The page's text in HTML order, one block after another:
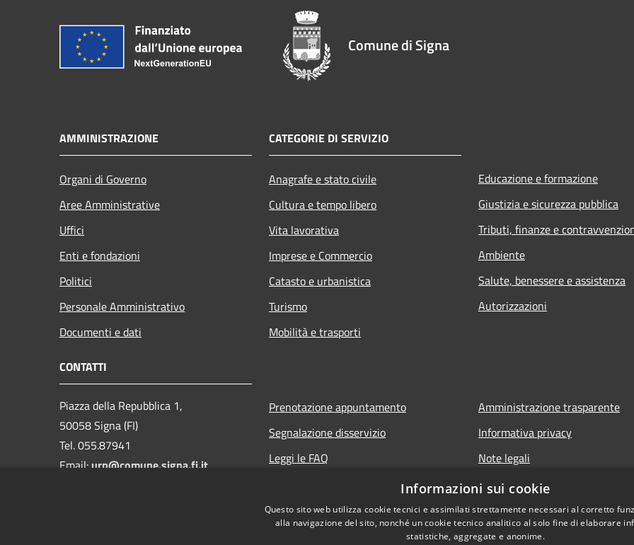
Comune di Signa
AMMINISTRAZIONE
Organi di Governo
Aree Amministrative
Uffici
Enti e fondazioni
Politici
Personale Amministrativo
Documenti e dati
CATEGORIE DI SERVIZIO
Anagrafe e stato civile
Cultura e tempo libero
Vita lavorativa
Imprese e Commercio
Catasto e urbanistica
Turismo
Mobilità e trasporti
Educazione e formazione
Giustizia e sicurezza pubblica
Tributi, finanze e
Ambiente
Salute, benessere e assistenza
Autorizzazioni
CONTATTI
Piazza della Repubblica 1,
50058 Signa (FI)
Tel. 055.87941
Email:urp@comune.signa.fi.it
Prenotazione appuntamento
Segnalazione disservizio
Leggi le FAQ
Amministrazione trasparente
Informativa privacy
Note legali
Dichiarazione di accessibilità
Informazioni sui cookie
Questo sito web utilizza cookie tecnici e assimilati strettamente necessari al corretto
alla navigazione del sito, nonché un cookie tecnico analitico al solo fine di elaborare
statistiche, aggregate e anonime.